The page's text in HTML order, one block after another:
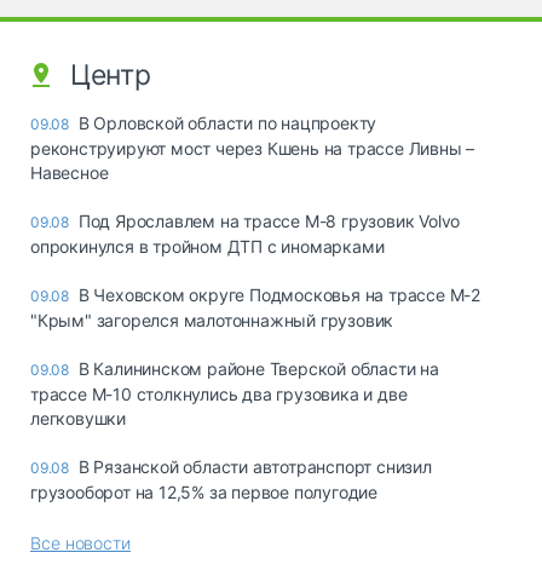
Центр
09.08 В Орловской области по нацпроекту
реконструируют мост через Кшень на трассе Ливны –
Навесное
09.08 Под Ярославлем на трассе М-8 грузовик Volvo
опрокинулся в тройном ДТП с иномарками
09.08 В Чеховском округе Подмосковья на трассе М-2
"Крым" загорелся малотоннажный грузовик
09.08 В Калининском районе Тверской области на
трассе М-10 столкнулись два грузовика и две
легковушки
09.08 В Рязанской области автотранспорт снизил
грузооборот на 12,5% за первое полугодие
Все новости